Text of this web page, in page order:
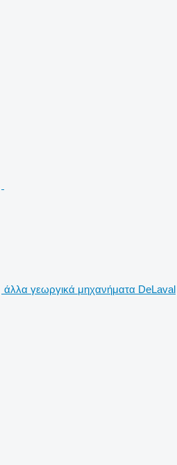
άλλα γεωργικά μηχανήματα DeLaval